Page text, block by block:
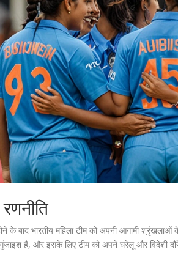
के बाद भारतीय महिला टीम को अपनी आगामी श्रृंखलाओं के
गुंजाइश है, और इसके लिए टीम को अपने घरेलू और विदेशी